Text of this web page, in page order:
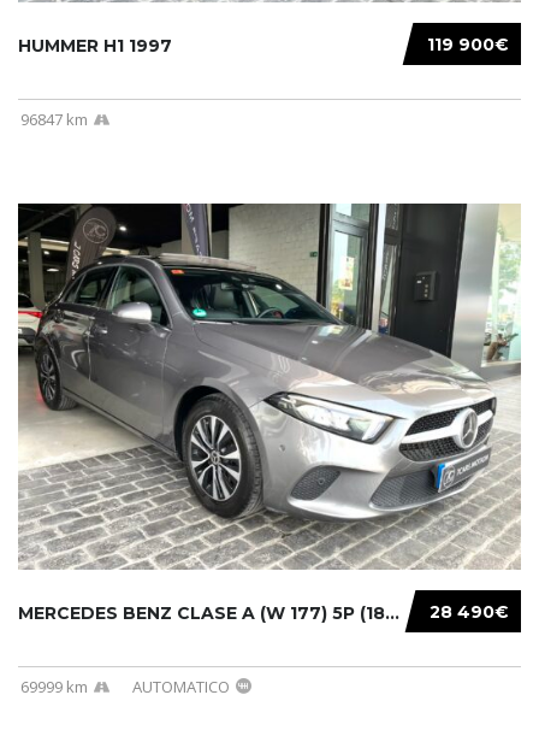
119 900€
HUMMER H1 1997
96847 km
28 490€
MERCEDES BENZ CLASE A (W 177) 5P (18-) 2020....
69999 km AUTOMATICO